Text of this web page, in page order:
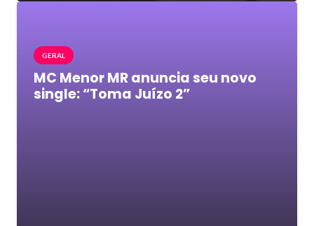
GERAL
MC Menor MR anuncia seu novo
single: “Toma Juízo 2”